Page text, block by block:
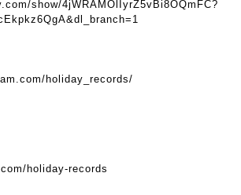
show/4jWRAMOlIyrZ5vBi8OQmFC?
holiday_records/
holiday-records